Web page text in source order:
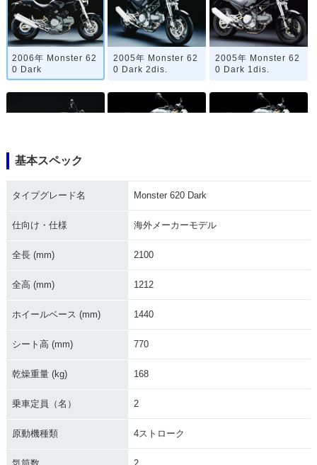
2006年 Monster 62
0 Dark
2005年 Monster 62
0 Dark 2dis.
2005年 Monster 62
0 Dark 1dis.
0 Dark・マイナーチ
ェンジ
基本スペック
タイプグレード名 Monster 620 Dark
仕向け・仕様 海外メーカーモデル
全長 (mm) 2100
全高 (mm) 1212
ホイールベース (mm) 1440
シート高 (mm) 770
乾燥重量 (kg) 168
乗車定員（名） 2
原動機種類 4ストローク